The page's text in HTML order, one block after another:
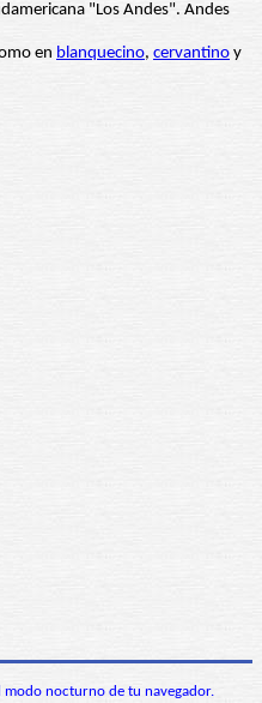
"Los Andes". Andes
en blanquecino, cervantino y
modo nocturno de tu navegador.